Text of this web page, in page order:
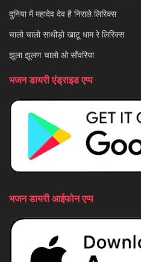
दुनिया में महादेव देव है निराले लिरिक्स
चालो चालो साथीड़ो खाटू धाम रे लिरिक्स
झूला झूलण चालो ओ साँवरिया
भजन डायरी एंड्राइड एप्प
भजन डायरी आईफोन एप्प